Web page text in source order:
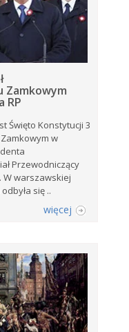
Zamkowym
RP
Święto Konstytucji 3
w
Przewodniczący
W warszawskiej
się ..
więcej